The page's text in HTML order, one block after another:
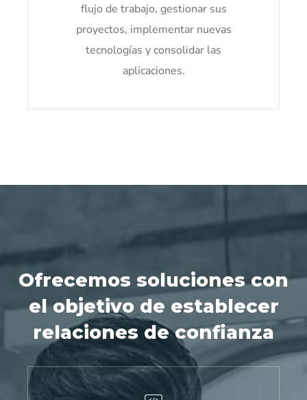
flujo de trabajo, gestionar sus
proyectos, implementar nuevas
tecnologías y consolidar las
aplicaciones.
Ofrecemos soluciones con
el objetivo de establecer
relaciones de confianza